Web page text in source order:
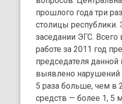
прошлого года три
столицы республики.
заседании ЭГС.
работе за 2011 год
председателя
выявлено нарушений
5 раза больше, чем в
средств — более 1, 5